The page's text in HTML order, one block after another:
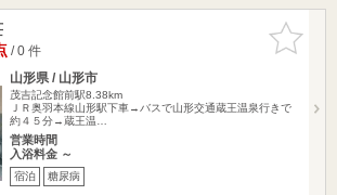
お気に入
りに追加
/ 0 件
山形県 / 山形市
茂吉記念館前駅8.38km
ＪＲ奥羽本線山形駅下車→バスで山形交通蔵王温泉行きで
約４５分→蔵王温…
営業時間
入浴料金 ～
宿泊 糖尿病